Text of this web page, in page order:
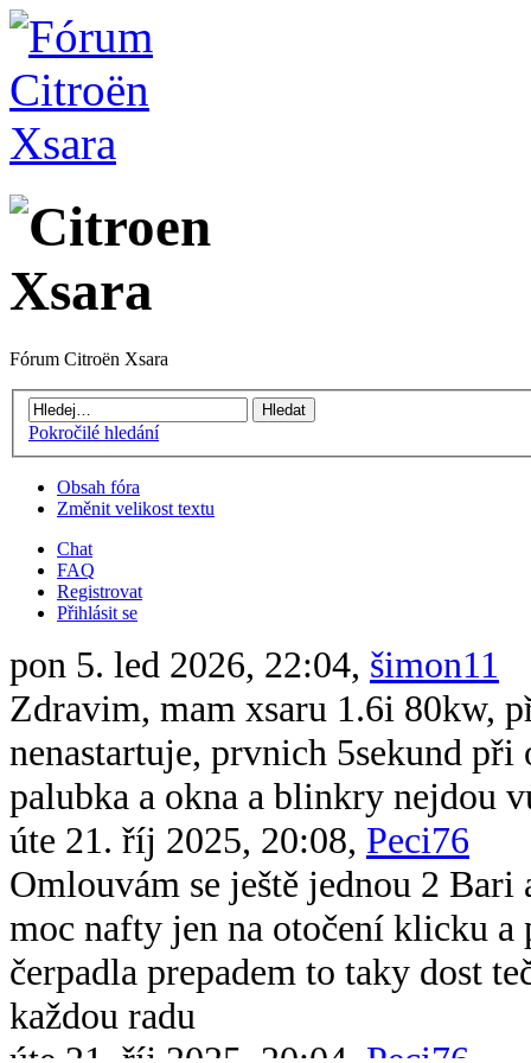
Fórum Citroën Xsara
Pokročilé hledání
Obsah fóra
Změnit velikost textu
Chat
FAQ
Registrovat
Přihlásit se
pon 5. led 2026, 22:04, šimon11
Zdravim, mam xsaru 1.6i 80kw,
nenastartuje, prvnich 5sekund
palubka a okna a blinkry nejdou
úte 21. říj 2025, 20:08, Peci76
Omlouvám se ještě jednou 2 Bari
moc nafty jen na otočení klicku a
čerpadla prepadem to taky dost
každou radu